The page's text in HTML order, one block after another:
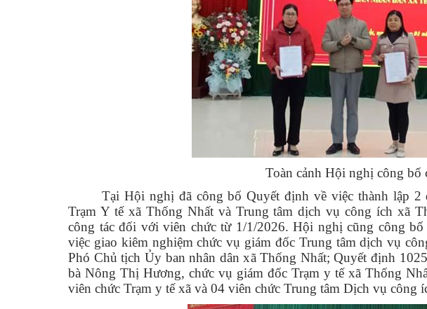
Toàn cảnh Hội nghị công bố
Tại Hội nghị đã công bố Quyết định về việc thành lập
Trạm Y tế xã Thống Nhất và Trung tâm dịch vụ công ích xã
công tác đối với viên chức từ 1/1/2026. Hội nghị cũng công
việc giao kiêm nghiệm chức vụ giám đốc Trung tâm dịch vụ
Phó Chủ tịch Ủy ban nhân dân xã Thống Nhất; Quyết định
bà Nông Thị Hương, chức vụ giám đốc Trạm y tế xã Thống
viên chức Trạm y tế xã và 04 viên chức Trung tâm Dịch vụ công